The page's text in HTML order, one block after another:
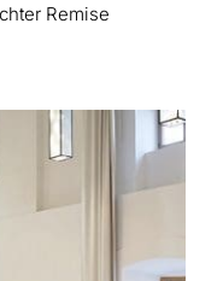
Remise